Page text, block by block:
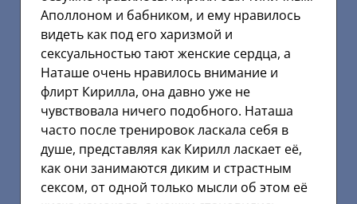
Аполлоном и бабником, и ему нравилось
видеть как под его харизмой и
сексуальностью тают женские сердца, а
Наташе очень нравилось внимание и
флирт Кирилла, она давно уже не
чувствовала ничего подобного. Наташа
часто после тренировок ласкала себя в
душе, представляя как Кирилл ласкает её,
как они занимаются диким и страстным
сексом, от одной только мысли об этом её